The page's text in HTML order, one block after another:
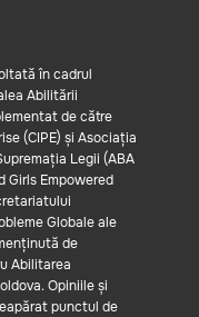
în cadrul
Abilitării
de către
(CIPE) și Asociația
Legii (ABA
Girls Empowered
Globale ale
de
Abilitarea
Opiniile și
punctul de